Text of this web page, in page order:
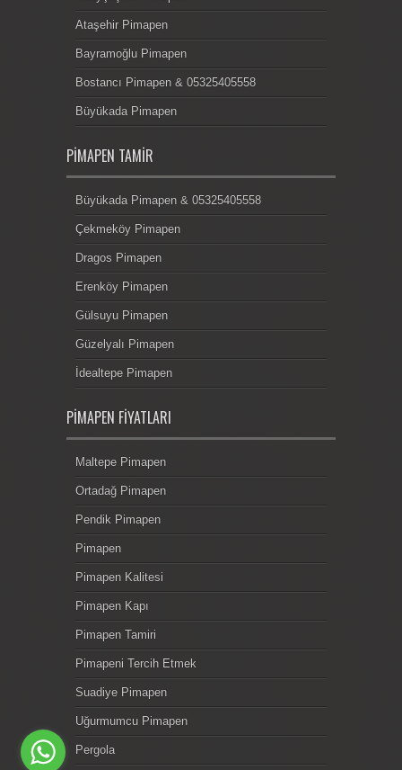
Ataşehir Pimapen
Bayramoğlu Pimapen
Bostancı Pimapen & 05325405558
Büyükada Pimapen
PIMAPEN TAMIR
Büyükada Pimapen & 05325405558
Çekmeköy Pimapen
Dragos Pimapen
Erenköy Pimapen
Gülsuyu Pimapen
Güzelyalı Pimapen
İdealtepe Pimapen
PIMAPEN FIYATLARI
Maltepe Pimapen
Ortadağ Pimapen
Pendik Pimapen
Pimapen
Pimapen Kalitesi
Pimapen Kapı
Pimapen Tamiri
Pimapeni Tercih Etmek
Suadiye Pimapen
Uğurmumcu Pimapen
Pergola